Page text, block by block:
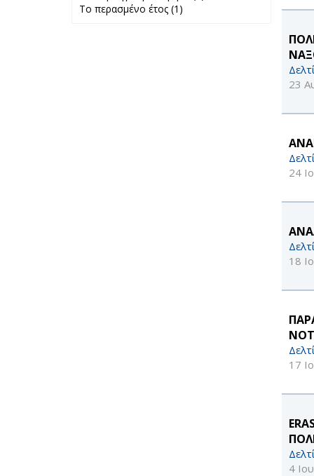
23
24
18
17
4
Το περασμένο έτος (1)